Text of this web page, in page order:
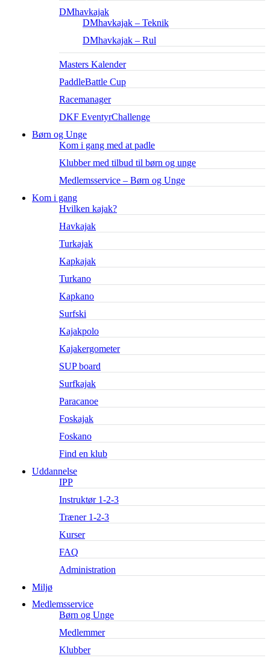
DMhavkajak
DMhavkajak – Teknik
DMhavkajak – Rul
Masters Kalender
PaddleBattle Cup
Racemanager
DKF EventyrChallenge
Børn og Unge
Kom i gang med at padle
Klubber med tilbud til børn og unge
Medlemsservice – Børn og Unge
Kom i gang
Hvilken kajak?
Havkajak
Turkajak
Kapkajak
Turkano
Kapkano
Surfski
Kajakpolo
Kajakergometer
SUP board
Surfkajak
Paracanoe
Foskajak
Foskano
Find en klub
Uddannelse
IPP
Instruktør 1-2-3
Træner 1-2-3
Kurser
FAQ
Administration
Miljø
Medlemsservice
Børn og Unge
Medlemmer
Klubber